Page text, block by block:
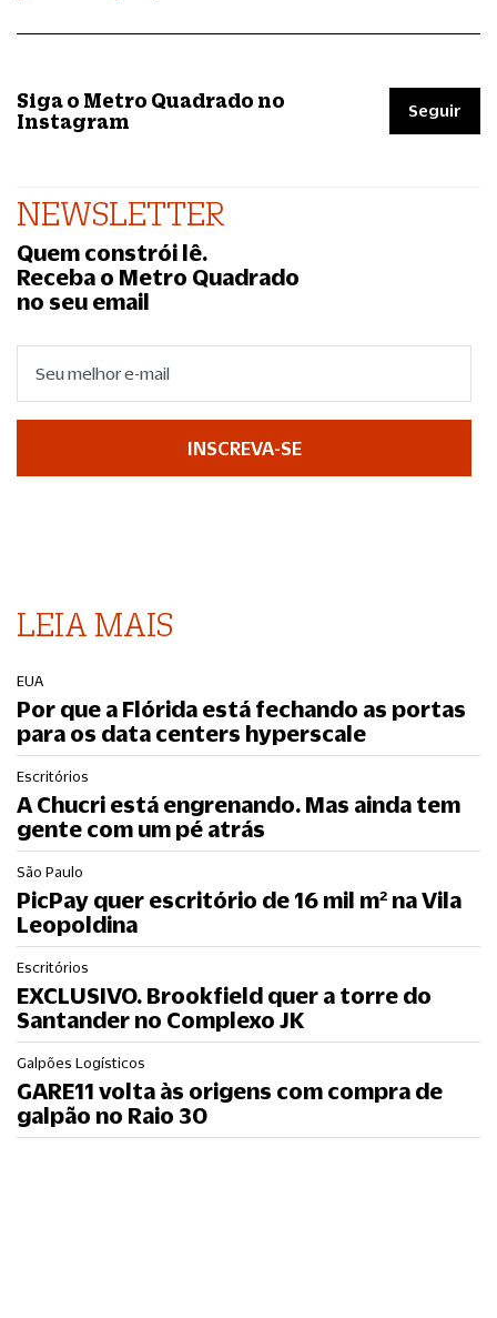
Siga o Metro Quadrado no
Instagram
Seguir
NEWSLETTER
Quem constrói lê.
Receba o Metro Quadrado
no seu email
INSCREVA-SE
LEIA MAIS
EUA
Por que a Flórida está fechando as portas
para os data centers hyperscale
Escritórios
A Chucri está engrenando. Mas ainda tem
gente com um pé atrás
São Paulo
PicPay quer escritório de 16 mil m² na Vila
Leopoldina
Escritórios
EXCLUSIVO. Brookfield quer a torre do
Santander no Complexo JK
Galpões Logísticos
GARE11 volta às origens com compra de
galpão no Raio 30